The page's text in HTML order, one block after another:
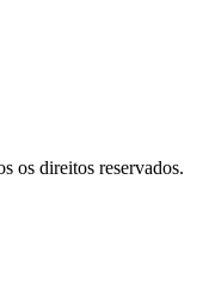
os direitos reservados.